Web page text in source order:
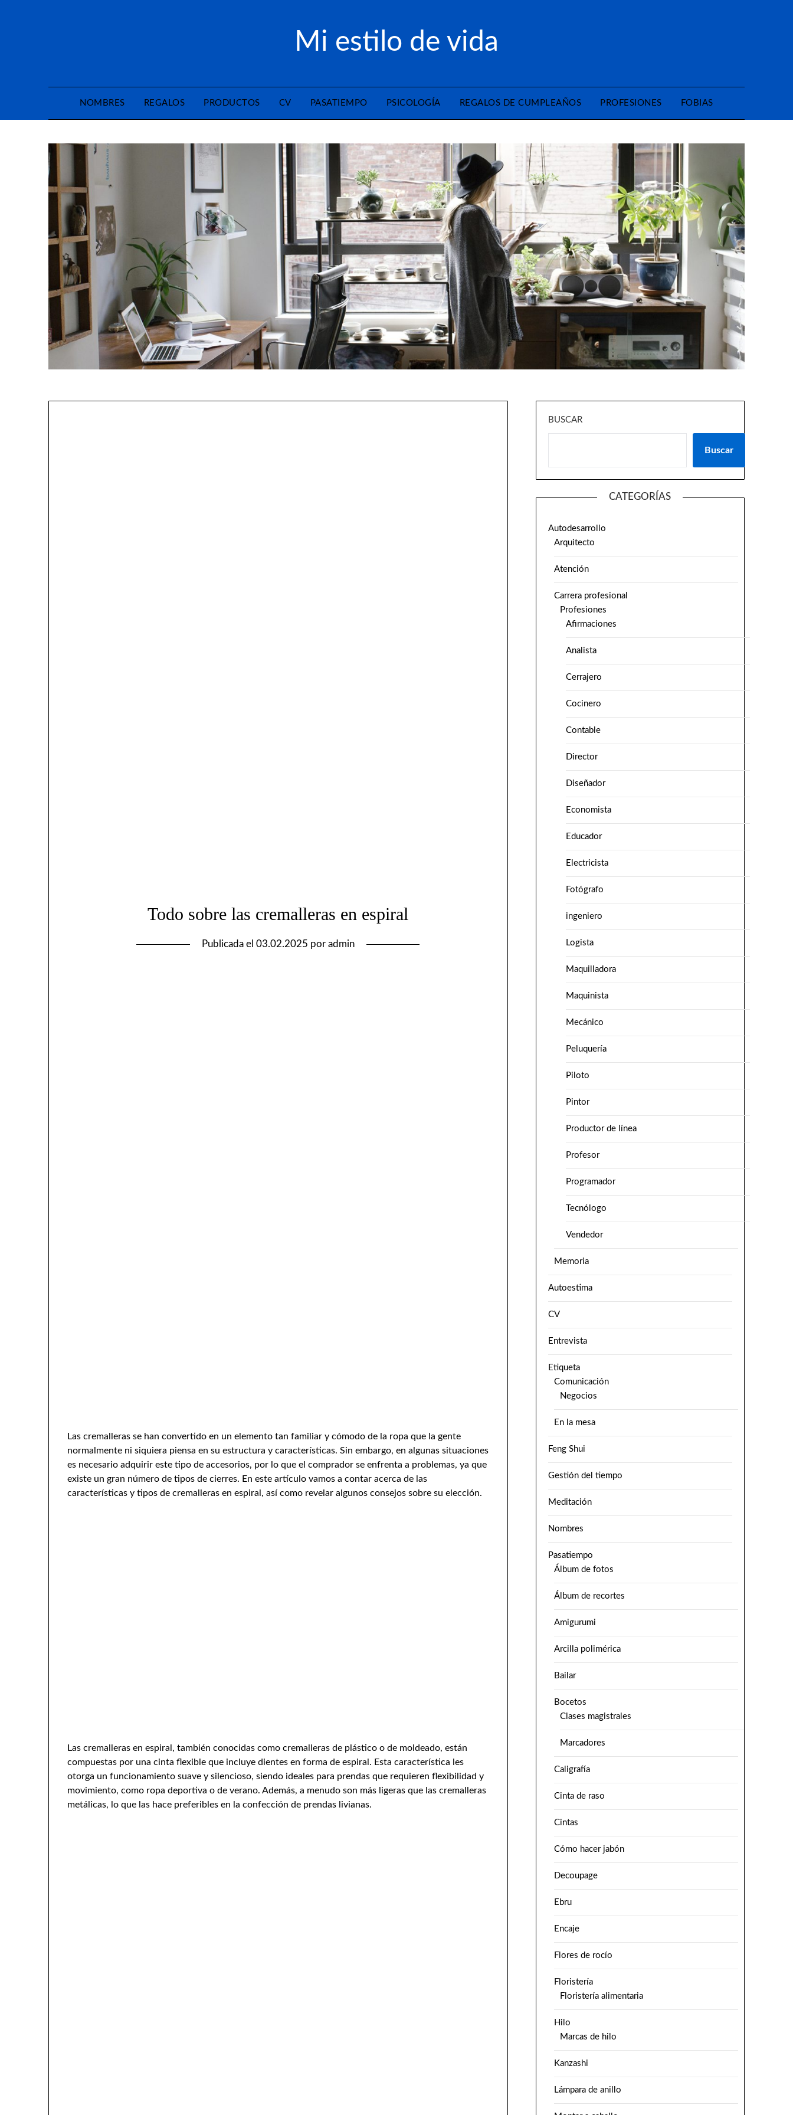
Mi estilo de vida
NOMBRES REGALOS PRODUCTOS CV PASATIEMPO PSICOLOGÍA REGALOS DE CUMPLEAÑOS PROFESIONES FOBIAS
Todo sobre las cremalleras en espiral
Publicada el 03.02.2025 por admin
Las cremalleras se han convertido en un elemento tan familiar y cómodo de la ropa que la gente
normalmente ni siquiera piensa en su estructura y características. Sin embargo, en algunas situaciones
es necesario adquirir este tipo de accesorios, por lo que el comprador se enfrenta a problemas, ya que
existe un gran número de tipos de cierres. En este artículo vamos a contar acerca de las
características y tipos de cremalleras en espiral, así como revelar algunos consejos sobre su elección.
Las cremalleras en espiral, también conocidas como cremalleras de plástico o de moldeado, están
compuestas por una cinta flexible que incluye dientes en forma de espiral. Esta característica les
otorga un funcionamiento suave y silencioso, siendo ideales para prendas que requieren flexibilidad y
movimiento, como ropa deportiva o de verano. Además, a menudo son más ligeras que las cremalleras
metálicas, lo que las hace preferibles en la confección de prendas livianas.
BUSCAR
Buscar
CATEGORÍAS
Autodesarrollo
Arquitecto
Atención
Carrera profesional
Profesiones
Afirmaciones
Analista
Cerrajero
Cocinero
Contable
Director
Diseñador
Economista
Educador
Electricista
Fotógrafo
ingeniero
Logista
Maquilladora
Maquinista
Mecánico
Peluquería
Piloto
Pintor
Productor de línea
Profesor
Programador
Tecnólogo
Vendedor
Memoria
Autoestima
CV
Entrevista
Etiqueta
Comunicación
Negocios
En la mesa
Feng Shui
Gestión del tiempo
Meditación
Nombres
Pasatiempo
Álbum de fotos
Álbum de recortes
Amigurumi
Arcilla polimérica
Bailar
Bocetos
Clases magistrales
Marcadores
Caligrafía
Cinta de raso
Cintas
Cómo hacer jabón
Decoupage
Ebru
Encaje
Flores de rocío
Floristería
Floristería alimentaria
Hilo
Marcas de hilo
Kanzashi
Lámpara de anillo